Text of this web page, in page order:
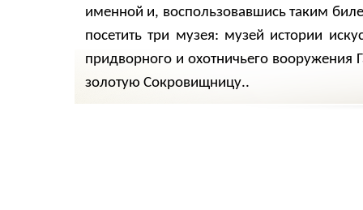
именной и, воспользовавшись таким
посетить три музея: музей истории
придворного и охотничьего вооружения
золотую Сокровищницу..